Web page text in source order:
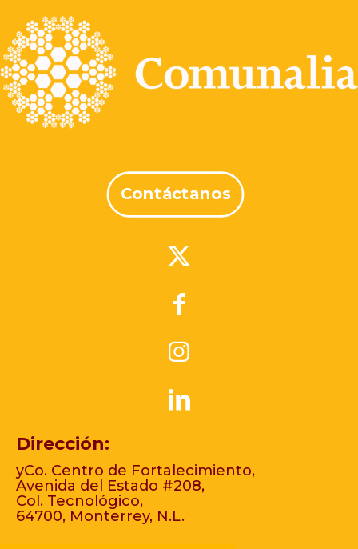
Contáctanos
Dirección:
yCo. Centro de Fortalecimiento,
Avenida del Estado #208,
Col. Tecnológico,
64700, Monterrey, N.L.